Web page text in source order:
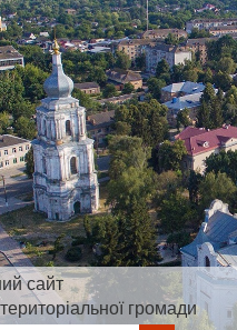
сайт
громади